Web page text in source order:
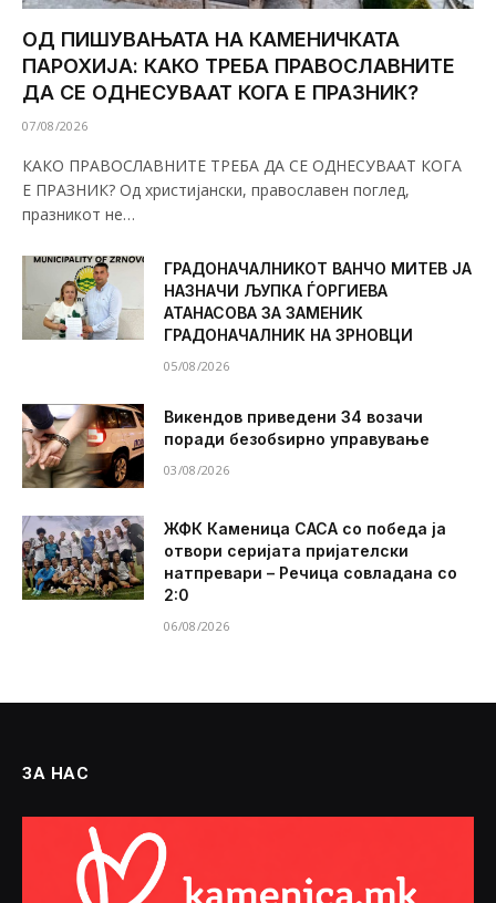
ОД ПИШУВАЊАТА НА КАМЕНИЧКАТА
ПАРОХИЈА: КАКО ТРЕБА ПРАВОСЛАВНИТЕ
ДА СЕ ОДНЕСУВААТ КОГА Е ПРАЗНИК?
07/08/2026
КАКО ПРАВОСЛАВНИТЕ ТРЕБА ДА СЕ ОДНЕСУВААТ КОГА
Е ПРАЗНИК? Од христијански, православен поглед,
празникот не…
ГРАДОНАЧАЛНИКОТ ВАНЧО МИТЕВ ЈА
НАЗНАЧИ ЉУПКА ЃОРГИЕВА
АТАНАСОВА ЗА ЗАМЕНИК
ГРАДОНАЧАЛНИК НА ЗРНОВЦИ
05/08/2026
Викендов приведени 34 возачи
поради безобѕирно управување
03/08/2026
ЖФК Каменица САСА со победа ја
отвори серијата пријателски
натпревари – Речица совладана со
2:0
06/08/2026
ЗА НАС